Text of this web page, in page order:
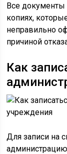
Все документы
копиях,
неправильно
причиной
Как
Для записи на